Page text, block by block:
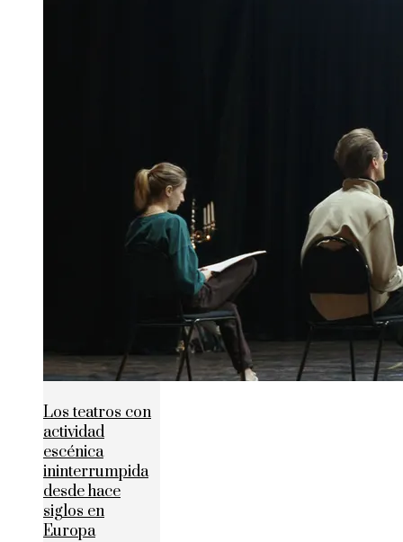
Los teatros con
actividad
escénica
ininterrumpida
desde hace
siglos en
Europa